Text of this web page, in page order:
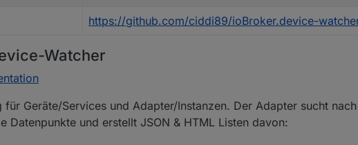
https://github.com/ciddi89/ioBroker.device-
Watcher
für Geräte/Services und Adapter/Instanzen. Der Adapter sucht
Datenpunkte und erstellt JSON & HTML Listen davon: